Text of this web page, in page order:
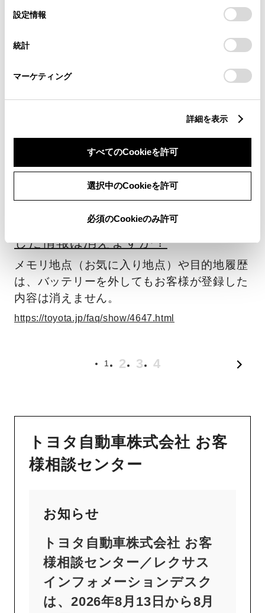
デバイスにすべてのCookie(クッキー)が保存されることに同
意したことになります。Cookie(クッキー)のオプトアウト、
設定の変更、同意を撤回したりするにあたっては、当社の
「Cookie（クッキー）情報の取り扱いについて
」をご覧くだ
設定情報
統計
マーケティング
詳細を表示
すべてのCookieを許可
選択中のCookieを許可
必須のCookieのみ許可
解除するには、初期設定時等に設定したパス
ワードの入力が必要です。パスワードがご不
明な場合は、ご購入元、もしくはトヨタ販売
紙のカタログはもらえますか？
紙のカタログはご用意がございません。
https://toyota.jp/faq/show/11968.html
バッテリーを外すと、ナビゲーショ
ン／ディスプレイオーディオに登録
した情報は消えますか？
メモリ地点（お気に入り地点）や目的地履歴
は、バッテリーを外してもお客様が登録した
内容は消えません。
https://toyota.jp/faq/show/4647.html
1 2 3 4
トヨタ自動車株式会社 お客
様相談センター
お知らせ
トヨタ自動車株式会社 お客
様相談センター／レクサス
インフォメーションデスク
は、2026年8月13日から8月